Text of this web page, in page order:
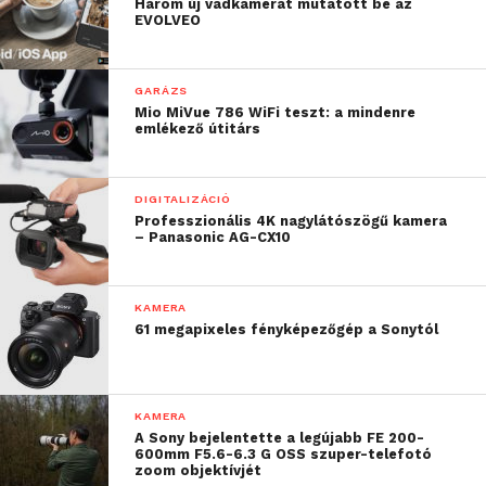
AF teljesítmény új szintje a kompakt
fényképezőgépek piacán
AzRX100 VIIa világ legtöbbv, 357 fázisérzékeléses
AF pontot és 425 kontrasztérzékeléses AF pontot
tartalmaz. Mindemellett az optimalizált objektív
meghajtónak köszönhetően a világ leggyorsabbv
0,02 másodpercesvi reakcióidejű AF követésére
képes. Az AF/AE követési teljesítmény is tovább
Három új vadkamerát mutatott be az
EVOLVEO
GARÁZS
Mio MiVue 786 WiFi teszt: a mindenre
emlékező útitárs
DIGITALIZÁCIÓ
Professzionális 4K nagylátószögű kamera
– Panasonic AG-CX10
KAMERA
61 megapixeles fényképezőgép a Sonytól
KAMERA
A Sony bejelentette a legújabb FE 200-
600mm F5.6-6.3 G OSS szuper-telefotó
zoom objektívjét